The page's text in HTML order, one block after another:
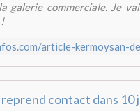
galerie commerciale. Je